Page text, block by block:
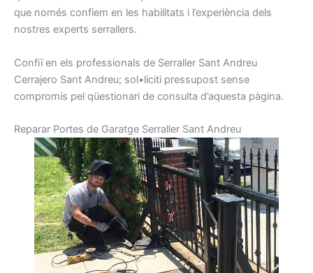
que només confiem en les habilitats i l’experiència dels
nostres experts serrallers.
Confiï en els professionals de Serraller Sant Andreu
Cerrajero Sant Andreu; sol•liciti pressupost sense
compromís pel qüestionari de consulta d’aquesta pàgina.
Reparar Portes de Garatge Serraller Sant Andreu